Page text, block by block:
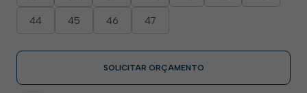
44 45 46 47
SOLICITAR ORÇAMENTO